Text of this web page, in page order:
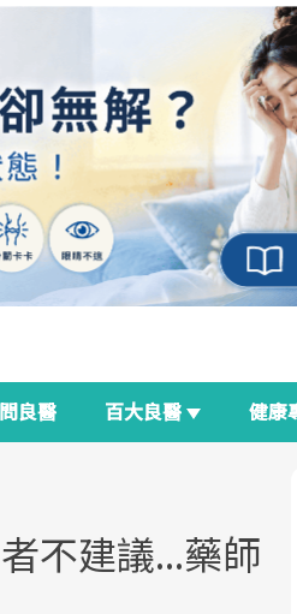
良醫 百大良醫 健康
不建議...藥師